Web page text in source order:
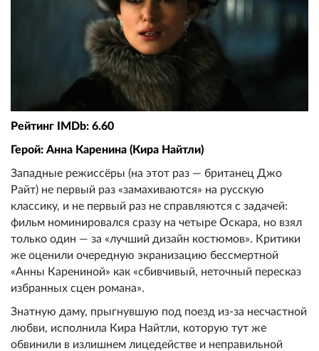
Рейтинг IMDb: 6.60
Герой: Анна Каренина (Кира Найтли)
Западные режиссёры (на этот раз — британец Джо
Райт) не первый раз «замахиваются» на русскую
классику, и не первый раз не справляются с задачей:
фильм номинировался сразу на четыре Оскара, но взял
только один — за «лучший дизайн костюмов». Критики
же оценили очередную экранизацию бессмертной
«Анны Карениной» как «сбивчивый, неточный пересказ
избранных сцен романа».
Знатную даму, прыгнувшую под поезд из-за несчастной
любви, исполнила Кира Найтли, которую тут же
обвинили в излишнем лицедействе и неправильной